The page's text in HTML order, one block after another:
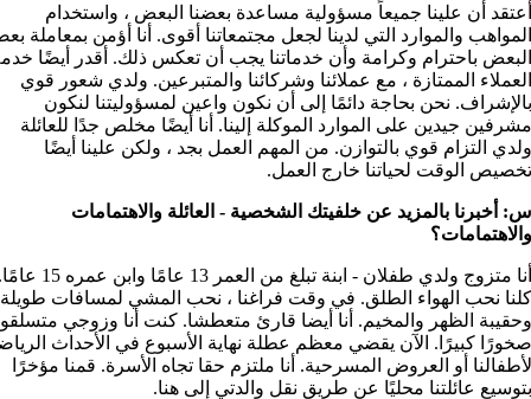
أعتقد أن علينا جميعاً مسؤولية مساعدة بعضنا البعض ، واستخدام
المواهب والموارد التي لدينا لجعل مجتمعاتنا أقوى. أنا أؤمن بمعاملة
البعض باحترام وكرامة وأن خدماتنا يجب أن تعكس ذلك. أقدر أيضًا
العملاء الممتازة ، مع عملائنا وشركائنا والمتبرعين. ولدي شعور قوي
بالإشراف. نحن بحاجة دائمًا إلى أن نكون واعين لمسؤوليتنا لنكون
مشرفين جيدين على الموارد الموكلة إلينا. أنا أيضًا مخلص جدًا للعائلة
ولدي التزام قوي بالتوازن. من المهم العمل بجد ، ولكن علينا أيضًا
تخصيص الوقت لحياتنا خارج العمل.
س: أخبرنا بالمزيد عن خلفيتك الشخصية - العائلة والاهتمامات
والاهتمامات؟
أنا متزوج ولدي طفلان - ابنة تبلغ من العمر 13 عامًا وابن
كلنا نحب الهواء الطلق. في وقت فراغنا ، نحب المشي لمسافات طويلة
وحقيبة الظهر والمخيم. أنا أيضا قارئ متعطشا. كنت أنا وزوجي
صخورًا كبيرًا. الآن يقضي معظم عطلة نهاية الأسبوع في الأحداث
لأطفالنا أو العروض المسرحية. أنا ملتزم حقا تجاه الأسرة. قمنا مؤخرًا
بتوسيع عائلتنا محليًا عن طريق نقل والدتي إلى هنا.